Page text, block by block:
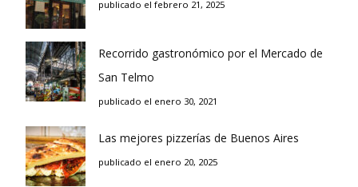
publicado el febrero 21, 2025
Recorrido gastronómico por el Mercado de
San Telmo
publicado el enero 30, 2021
Las mejores pizzerías de Buenos Aires
publicado el enero 20, 2025